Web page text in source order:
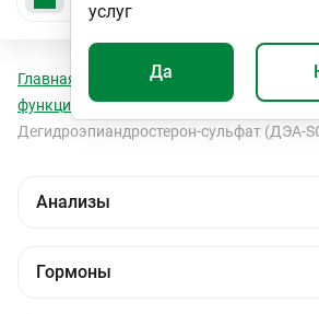
услуг
Да
Главная Анализы
функционального состояния
Дегидроэпиандростерон-сульфат (ДЭА-